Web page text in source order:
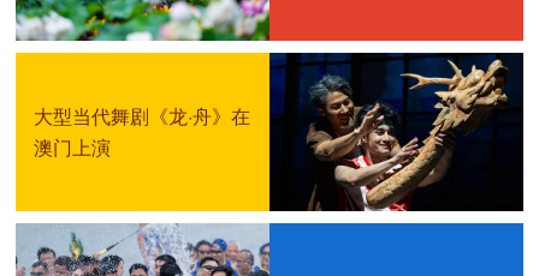
大型当代舞剧《龙·舟》在
澳门上演